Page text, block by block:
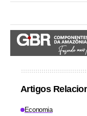
Artigos
Economia